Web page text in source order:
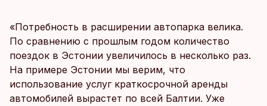
«Потребность в расширении автопарка велика.
По сравнению с прошлым годом количество
поездок в Эстонии увеличилось в несколько раз.
На примере Эстонии мы верим, что
использование услуг краткосрочной аренды
автомобилей вырастет по всей Балтии. Уже